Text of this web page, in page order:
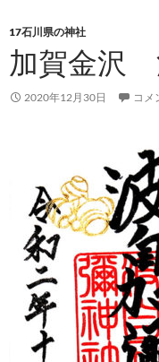
17石川県の神社
加賀金沢
2020年12月30日 コメ